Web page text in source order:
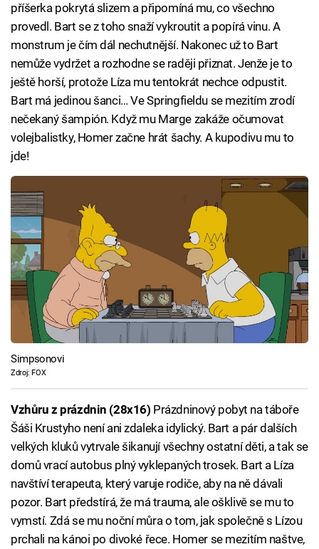
příšerka pokrytá slizem a připomíná mu, co všechno
provedl. Bart se z toho snaží vykroutit a popírá vinu. A
monstrum je čím dál nechutnější. Nakonec už to Bart
nemůže vydržet a rozhodne se raději přiznat. Jenže je to
ještě horší, protože Líza mu tentokrát nechce odpustit.
Bart má jedinou šanci… Ve Springfieldu se mezitím zrodí
nečekaný šampión. Když mu Marge zakáže očumovat
volejbalistky, Homer začne hrát šachy. A kupodivu mu to
jde!
Simpsonovi
Zdroj: FOX
Vzhůru z prázdnin (28x16) Prázdninový pobyt na táboře
Šáši Krustyho není ani zdaleka idylický. Bart a pár dalších
velkých kluků vytrvale šikanují všechny ostatní děti, a tak se
domů vrací autobus plný vyklepaných trosek. Bart a Líza
navštíví terapeuta, který varuje rodiče, aby na ně dávali
pozor. Bart předstírá, že má trauma, ale ošklivě se mu to
vymstí. Zdá se mu noční můra o tom, jak společně s Lízou
prchali na kánoi po divoké řece. Homer se mezitím naštve,